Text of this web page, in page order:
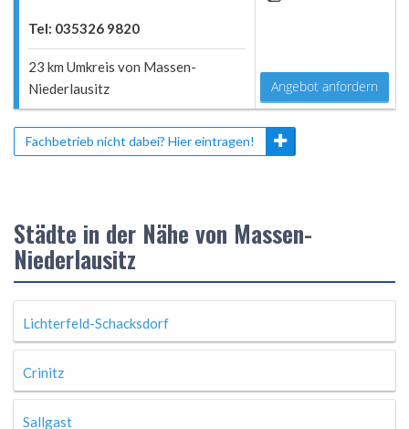
Tel: 035326 9820
23 km Umkreis von Massen-
Niederlausitz
Angebot anfordern
Fachbetrieb nicht dabei? Hier eintragen!
Städte in der Nähe von Massen-
Niederlausitz
Lichterfeld-Schacksdorf
Crinitz
Sallgast